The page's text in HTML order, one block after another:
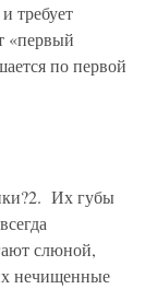
требует
«первый
по первой
Их губы
слюной,
нечищенные